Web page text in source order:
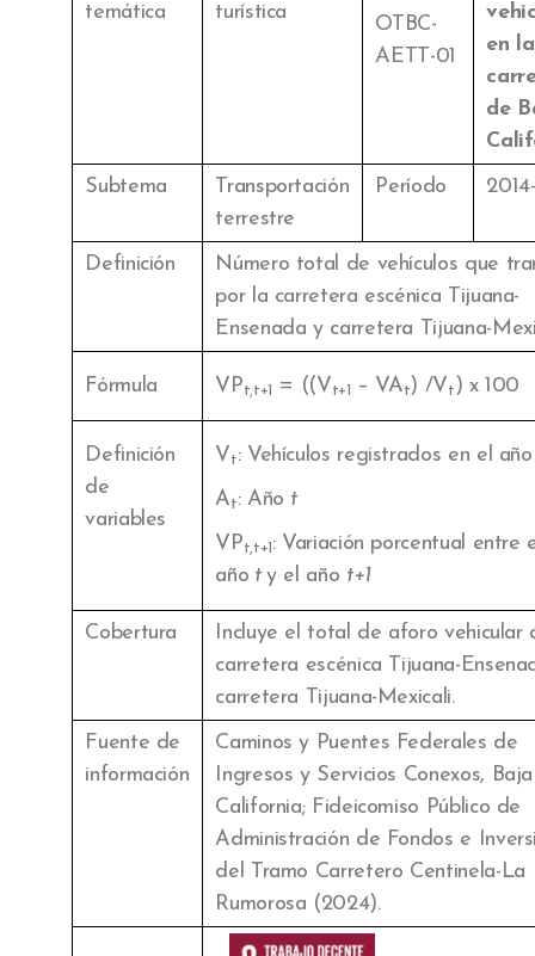
temática
turística
OTBC-
AETT-01
en
de
Subtema
Transportación
terrestre
Período
Definición
Número total de vehículos que
por la carretera escénica Tijuana-
Ensenada y carretera Tijuana-
Fórmula VPt,t+1 = ((Vt+1 – VAt) /Vt ) x 100
Definición
de
variables
Vt: Vehículos registrados en el
At: Año t
VPt,t+1 : Variación porcentual entre
año ty el año t+1
Cobertura
Incluye el total de aforo vehicular
carretera escénica Tijuana-
carretera Tijuana-Mexicali.
Fuente de
información
Caminos y Puentes Federales de
Ingresos y Servicios Conexos, Baja
California; Fideicomiso Público de
Administración de Fondos e
del Tramo Carretero Centinela-La
Rumorosa (2024).